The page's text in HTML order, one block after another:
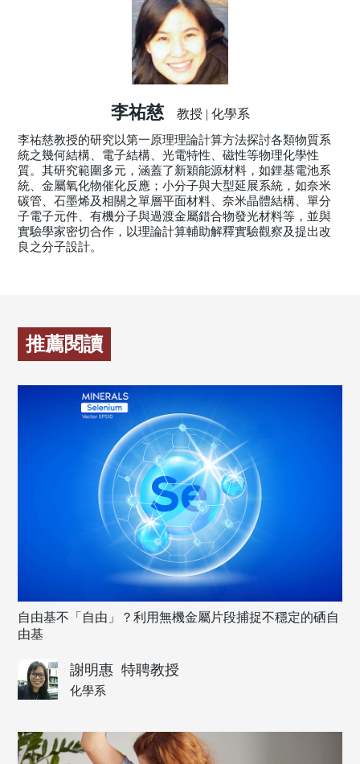
李祐慈 教授 | 化學系
李祐慈教授的研究以第一原理理論計算方法探討各類物質系
統之幾何結構、電子結構、光電特性、磁性等物理化學性
質。其研究範圍多元，涵蓋了新穎能源材料，如鋰基電池系
統、金屬氧化物催化反應；小分子與大型延展系統，如奈米
碳管、石墨烯及相關之單層平面材料、奈米晶體結構、單分
子電子元件、有機分子與過渡金屬錯合物發光材料等，並與
實驗學家密切合作，以理論計算輔助解釋實驗觀察及提出改
良之分子設計。
推薦閱讀
自由基不「自由」？利用無機金屬片段捕捉不穩定的硒自
由基
謝明惠 特聘教授
化學系